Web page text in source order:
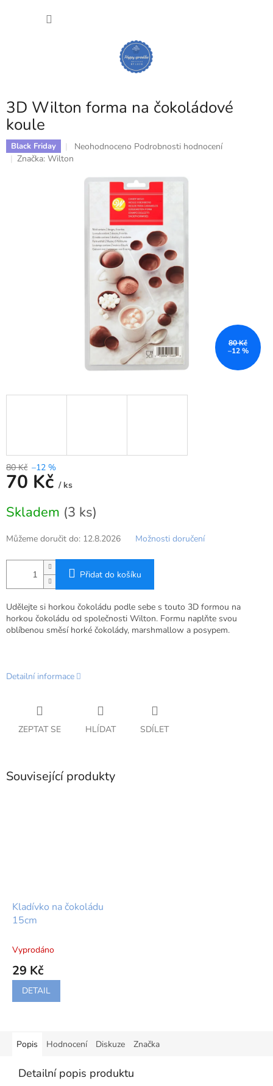
3D Wilton forma na čokoládové
koule
Black Friday
Průměrné
hvězdiček.
Neohodnoceno Podrobnosti hodnocení
Značka: Wilton
80 Kč
–12 %
80 Kč –12 %
70 Kč / ks
cena:
Skladem (3 ks)
Můžeme doručit do: 12.8.2026 Možnosti doručení
Přidat do košíku
Udělejte si horkou čokoládu podle sebe s touto 3D formou na
horkou čokoládu od společnosti Wilton. Formu naplňte svou
oblíbenou směsí horké čokolády, marshmallow a posypem.
Detailní informace
ZEPTAT SE HLÍDAT SDÍLET
Související produkty
Kladívko na čokoládu
15cm
Vyprodáno
29 Kč
DETAIL
Popis Hodnocení Diskuze Značka
Detailní popis produktu